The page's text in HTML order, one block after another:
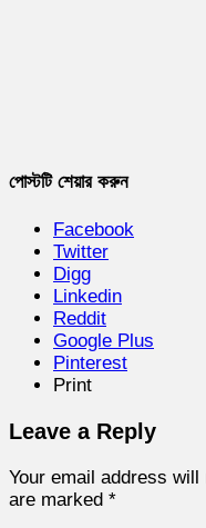
পোস্টটি শেয়ার করুন
Facebook
Twitter
Digg
Linkedin
Reddit
Google Plus
Pinterest
Print
Leave a Reply
Your email address will
are marked *